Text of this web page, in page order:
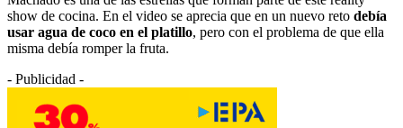
show de cocina. En el video se aprecia que en un nuevo reto debía
usar agua de coco en el platillo, pero con el problema de que ella
misma debía romper la fruta.
- Publicidad -